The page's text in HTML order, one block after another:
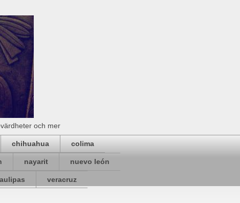
och mer
chihuahua colima
nayarit nuevo león
veracruz